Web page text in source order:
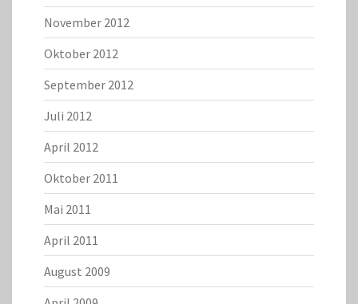
November 2012
Oktober 2012
September 2012
Juli 2012
April 2012
Oktober 2011
Mai 2011
April 2011
August 2009